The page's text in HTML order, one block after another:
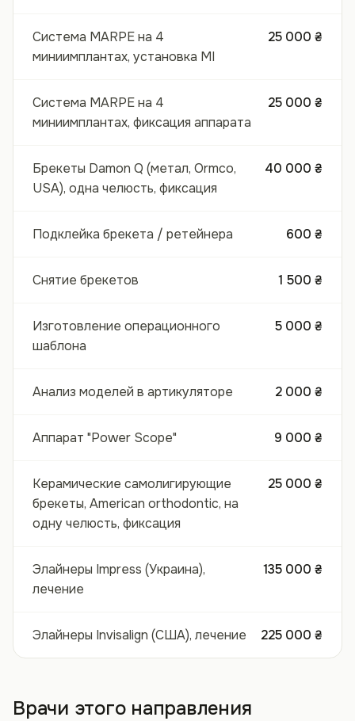
Система MARPE на 4
миниимплантах, установка MI
25 000 ₴
Система MARPE на 4
миниимплантах, фиксация аппарата
25 000 ₴
Брекеты Damon Q (метал, Ormco,
USA), одна челюсть, фиксация
40 000 ₴
Подклейка брекета / ретейнера 600 ₴
Снятие брекетов 1 500 ₴
Изготовление операционного
шаблона
5 000 ₴
Анализ моделей в артикуляторе 2 000 ₴
Аппарат "Power Scope" 9 000 ₴
Керамические самолигирующие
брекеты, American orthodontic, на
одну челюсть, фиксация
25 000 ₴
Элайнеры Impress (Украина),
лечение
135 000 ₴
Элайнеры Invisalign (США), лечение 225 000 ₴
Врачи этого направления